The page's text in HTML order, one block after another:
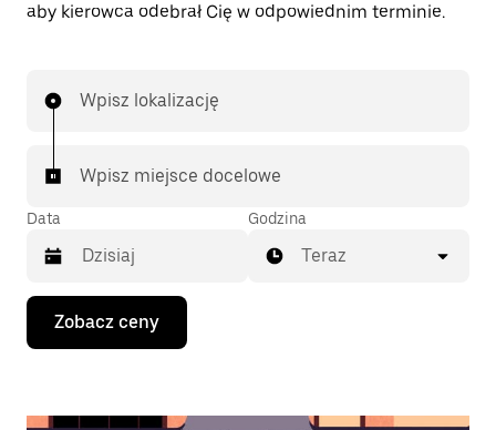
aby kierowca odebrał Cię w odpowiednim terminie.
Wpisz lokalizację
Wpisz miejsce docelowe
Data
Naciśnij
klawisz
strzałki
Godzina
Teraz
Zobacz ceny